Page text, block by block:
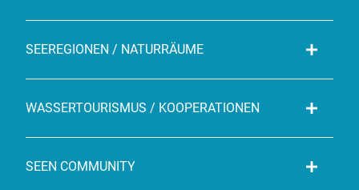
SEEREGIONEN / NATURRÄUME
WASSERTOURISMUS / KOOPERATIONEN
SEEN COMMUNITY